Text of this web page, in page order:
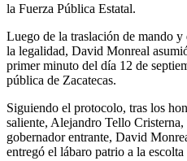
la Fuerza Pública Estatal.
Luego de la traslación de mando
la legalidad, David Monreal
primer minuto del día 12 de
pública de Zacatecas.
Siguiendo el protocolo, tras los
saliente, Alejandro Tello Cristerna,
gobernador entrante, David
entregó el lábaro patrio a la